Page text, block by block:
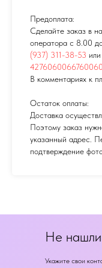
Предоплата:
Сделайте заказ в
оператора с 8.00
(937) 311-38-53
4276060066760060
В комментариях к
Остаток оплаты:
Доставка
Поэтому заказ
указанный адрес.
подтверждение
Не нашли
Укажите свои